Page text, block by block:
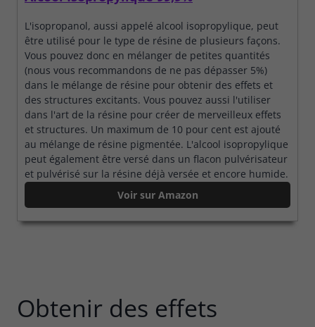
L'isopropanol, aussi appelé alcool isopropylique, peut
être utilisé pour le type de résine de plusieurs façons.
Vous pouvez donc en mélanger de petites quantités
(nous vous recommandons de ne pas dépasser 5%)
dans le mélange de résine pour obtenir des effets et
des structures excitants. Vous pouvez aussi l'utiliser
dans l'art de la résine pour créer de merveilleux effets
et structures. Un maximum de 10 pour cent est ajouté
au mélange de résine pigmentée. L'alcool isopropylique
peut également être versé dans un flacon pulvérisateur
et pulvérisé sur la résine déjà versée et encore humide.
Voir sur Amazon
Obtenir des effets